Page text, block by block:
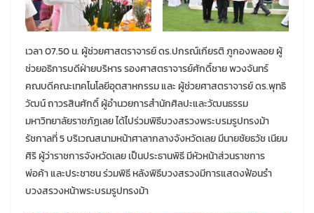
เวลา 07.50 น. ผู้ช่วยศาสตราจารย์ ดร.ปกรณ์เกียรติ ภูกองพลอย ผู้
ช่วยอธิการบดีฝ่ายบริหาร รองศาสตราจารย์ศักดิ์ชาย พวงจันทร์
คณบดีคณะเทคโนโลยีอุตสาหกรรม และ ผู้ช่วยศาสตราจารย์ ดร.พุทธิ
วัฒน์ ถาวรสินศักดิ์ ผู้อำนวยการสำนักศิลปะและวัฒนธรรม
มหาวิทยาลัยราชภัฏเลย ได้ไปร่วมพิธีบวงสรวงพระบรมรูปทรงม้า
รัชกาลที่ 5 บริเวณสนามหน้าศาลากลางจังหวัดเลย มีนายชัยธวัช เนียม
ศิริ ผู้ว่าราชการจังหวัดเลย เป็นประธานพิธี มีหัวหน้าส่วนราชการ
พ่อค้า และประชาชน ร่วมพิธี หลังพิธีบวงสรวงมีการแสดงฟ้อนรำ
บวงสรวงหน้าพระบรมรูปทรงม้า